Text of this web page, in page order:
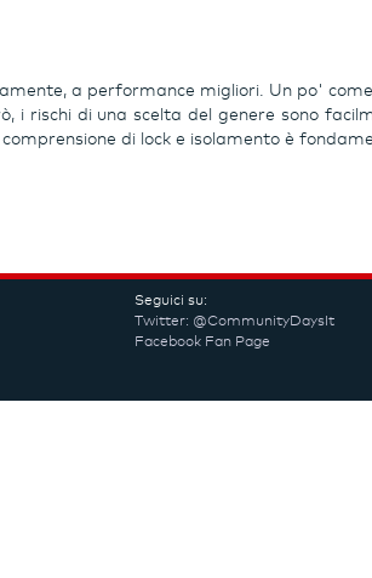
a performance migliori. Un po'
rischi di una scelta del genere sono
di lock e isolamento è
Seguici su:
Twitter: @CommunityDaysIt
Facebook Fan Page